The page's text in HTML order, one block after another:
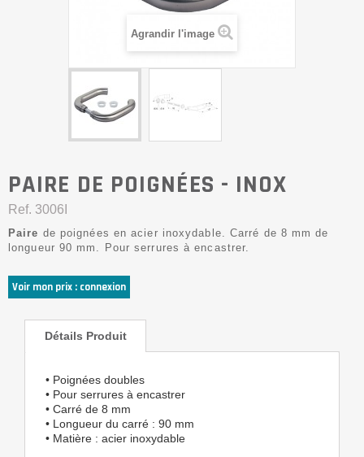
Agrandir l'image
PAIRE DE POIGNÉES - INOX
Ref. 3006I
Paire de poignées en acier inoxydable. Carré de 8 mm de
longueur 90 mm. Pour serrures à encastrer.
Voir mon prix : connexion
Détails Produit
• Poignées doubles
• Pour serrures à encastrer
• Carré de 8 mm
• Longueur du carré : 90 mm
• Matière : acier inoxydable